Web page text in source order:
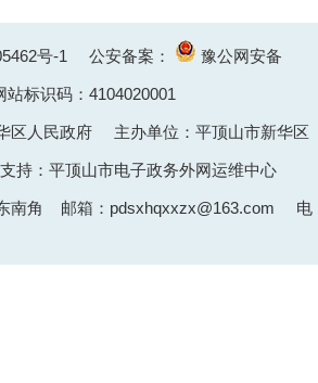
号-1 公安备案： 豫公网安备
标识码：4104020001
区人民政府 主办单位：平顶山市新华区
持：平顶山市电子政务外网运维中心
南角 邮箱：pdsxhqxxzx@163.com 电